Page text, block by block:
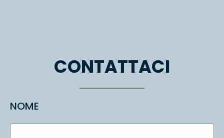
CONTATTACI
NOME